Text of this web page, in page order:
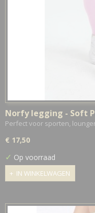
Norfy legging - Soft
Perfect voor sporten,
€ 17,50
✓ Op voorraad
IN WINKELWAGEN